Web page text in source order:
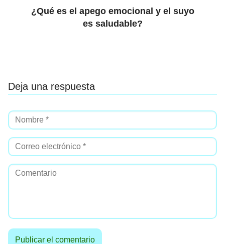
¿Qué es el apego emocional y el suyo
es saludable?
Deja una respuesta